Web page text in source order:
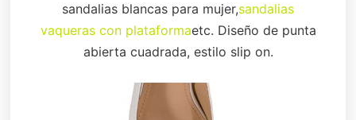
sandalias blancas para mujer,sandalias
vaqueras con plataformaetc. Diseño de punta
abierta cuadrada, estilo slip on.